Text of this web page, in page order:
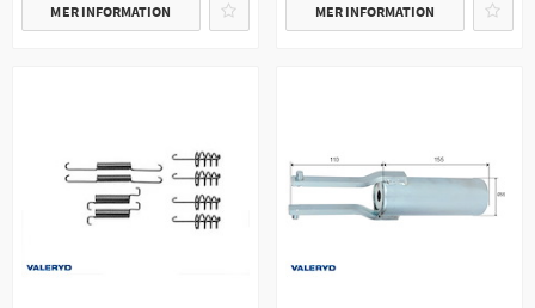
MER INFORMATION MER INFORMATION